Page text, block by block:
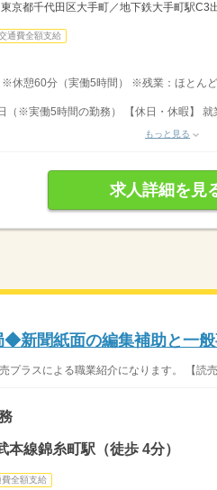
京都千代田区大手町／地下鉄大手町駅C3
通費全額支給
休憩60分（実働5時間） ※残業：ほとん
（※実働5時間の勤務） 【休日・休暇】
もっと見る
求人詳細を見
新聞紙面の編集補助と一
ラスによる職業紹介になります。 【読
本線錦糸町駅（徒歩 4分）
費全額支給